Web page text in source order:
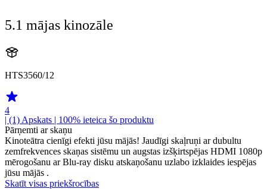
5.1 mājas kinozāle
HTS3560/12
4
| (1) Apskats | 100% ieteica šo produktu
Pārņemti ar skaņu
Kinoteātra cienīgi efekti jūsu mājās! Jaudīgi skaļruņi ar dubultu
zemfrekvences skaņas sistēmu un augstas izšķirtspējas HDMI 1080p
mērogošanu ar Blu-ray disku atskaņošanu uzlabo izklaides iespējas
jūsu mājās .
Skatīt visas priekšrocības